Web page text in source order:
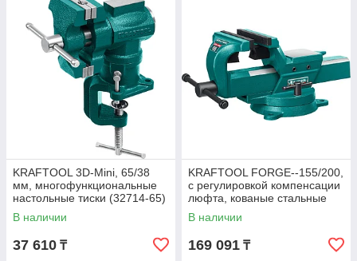
KRAFTOOL 3D-Mini, 65/38
мм, многофункциональные
настольные тиски (32714-65)
В наличии
37 610 ₸
KRAFTOOL FORGE--155/200,
с регулировкой компенсации
люфта, кованые стальные
тиски (32700-200)
В наличии
169 091 ₸